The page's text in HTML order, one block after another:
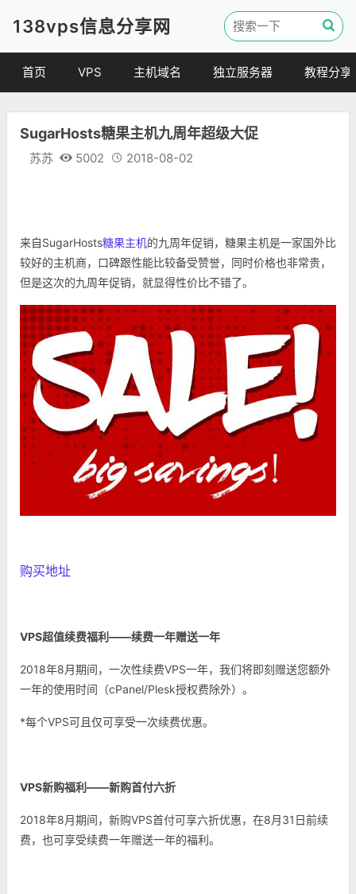
138vps信息分享网
首页 VPS
便宜VPS
VPS评测
主机域名
虚拟主机
独立服务器 教程分享
SugarHosts糖果主机九周年超级大促
苏苏 5002 2018-08-02
来自SugarHosts糖果主机的九周年促销，糖果主机是一家国外比
较好的主机商，口碑跟性能比较备受赞誉，同时价格也非常贵，
但是这次的九周年促销，就显得性价比不错了。
购买地址
VPS超值续费福利——续费一年赠送一年
2018年8月期间，一次性续费VPS一年，我们将即刻赠送您额外
一年的使用时间（cPanel/Plesk授权费除外）。
*每个VPS可且仅可享受一次续费优惠。
VPS新购福利——新购首付六折
2018年8月期间，新购VPS首付可享六折优惠，在8月31日前续
费，也可享受续费一年赠送一年的福利。